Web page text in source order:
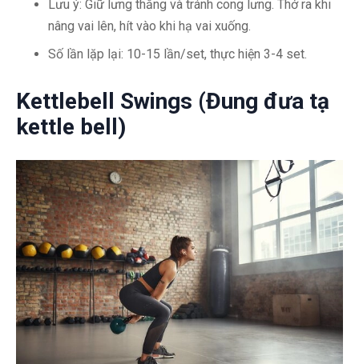
Lưu ý: Giữ lưng thẳng và tránh cong lưng. Thở ra khi
nâng vai lên, hít vào khi hạ vai xuống.
Số lần lặp lại: 10-15 lần/set, thực hiện 3-4 set.
Kettlebell Swings (Đung đưa tạ
kettle bell)